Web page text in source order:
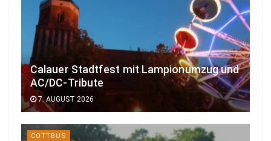
Calauer Stadtfest mit Lampionumzug und
AC/DC-Tribute
7. AUGUST 2026
COTTBUS